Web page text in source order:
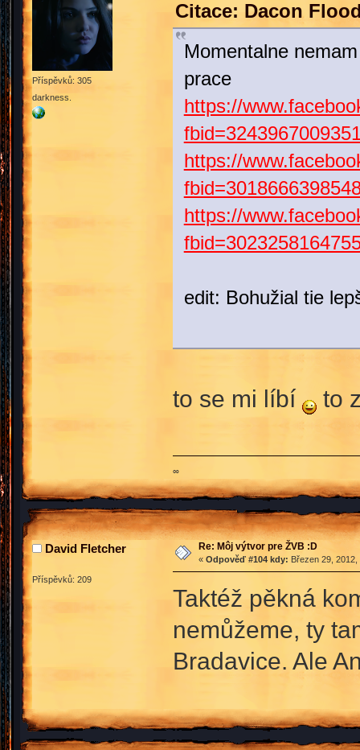
Příspěvků: 305
darkness.
Citace: Dacon
Momentalne
prace
https://
https://
https://
edit: Bohužial tie
to se mi líbí to
∞
David Fletcher
Příspěvků: 209
Re: Môj výtvor pre ŽVB :D
« Odpověď #104 kdy: Březen 29,
Taktéž pěkná
nemůžeme, ty
Bradavice. Ale